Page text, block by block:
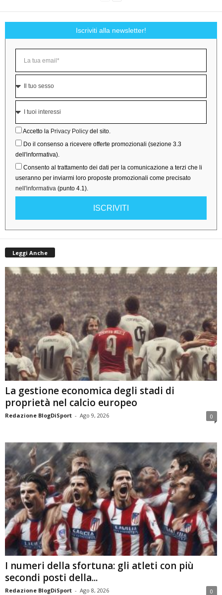
Iscriviti alla newsletter!
Accetto la Privacy Policy del sito.
Do il consenso a ricevere offerte promozionali (sezione 3.3
dell'informativa).
Consento al trattamento dei dati per la comunicazione a terzi che li
useranno per inviarmi loro proposte promozionali come precisato
nell'informativa (punto 4.1).
ISCRIVITI
Leggi Anche
La gestione economica degli stadi di
proprietà nel calcio europeo
Redazione BlogDiSport - Ago 9, 2026 0
I numeri della sfortuna: gli atleti con più
secondi posti della...
Redazione BlogDiSport - Ago 8, 2026 0